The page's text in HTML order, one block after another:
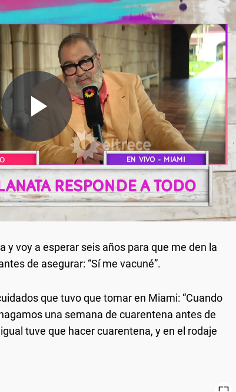
y voy a esperar seis años para que me den la
de asegurar: “Sí me vacuné”.
que tuvo que tomar en Miami: “Cuando
una semana de cuarentena antes de
tuve que hacer cuarentena, y en el rodaje